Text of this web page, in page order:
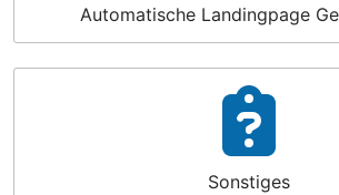
Automatische Landingpage
Sonstiges